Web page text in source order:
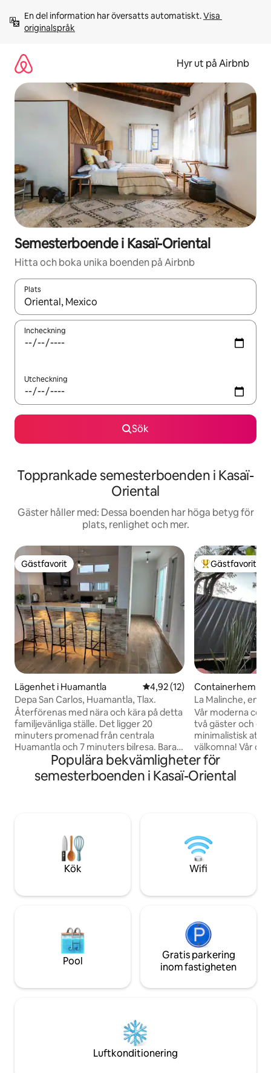
innehåll
En del information har översatts automatiskt. Visa
originalspråk
Hyr ut på Airbnb
Semesterboende i Kasaï-Oriental
Hitta och boka unika boenden på Airbnb
Plats
När resultaten är tillgängliga kan du navigera med upp- och
Incheckning
Utcheckning
Sök
Topprankade semesterboenden i Kasaï-
Oriental
Gäster håller med: Dessa boenden har höga betyg för
plats, renlighet och mer.
Gästfavorit
Gästfavorit
Lägenhet i Huamantla 4,92 av 5 i genomsnittligt
4,92 (12)
Depa San Carlos, Huamantla, Tlax.
Återförenas med nära och kära på detta
familjevänliga ställe. Det ligger 20
minuters promenad från centrala
Huamantla och 7 minuters bilresa. Bara
några kvarter från mässområdet. Några
steg från en minisnabbköp och ett gym.
Området är lugnt och gatan är under
15:00 och 22:00. I detta komplex finns
det bara två lägenheter och ett rum.
Populär
Gästfavorit
Containerhem i
goza
La Malinche, en
omgiven av tallar.
Vår moderna
två gäster och
minimalistisk
välkomna! Vår
strategiskt ca. 20
Malinche-berget,
Hacienda
glada att kunna
Populära bekvämligheter för
semesterboenden i Kasaï-Oriental
Kök Wifi
Pool
Gratis parkering
inom fastigheten
Luftkonditionering